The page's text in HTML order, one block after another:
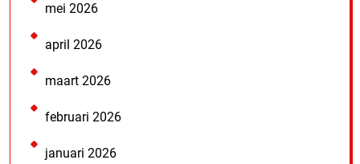
mei 2026
april 2026
maart 2026
februari 2026
januari 2026